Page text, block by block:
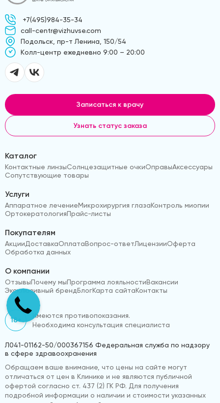
+7(495)984-35-34
call-centr@vizhuvse.com
Подольск, пр-т Ленина, 150/54
Kолл-центр ежедневно 9:00 – 20:00
Записаться к врачу
Узнать статус заказа
Каталог
Контактные линзыСолнцезащитные очкиОправыАксессуары
Сопутствующие товары
Услуги
Аппаратное лечениеМикрохирургия глазаКонтроль миопии
ОртокератологияПрайс-листы
Покупателям
АкцииДоставкаОплатаВопрос-ответЛицензииОферта
Обработка данных
О компании
ОтзывыПочему мыПрограмма лояльностиВакансии
Эксклюзивный брендБлогКарта сайтаКонтакты
18+
Имеются противопоказания.
Необходима консультация специалиста
Л041-01162-50/000367156 Федеральная служба по надзору
в сфере здравоохранения
Обращаем ваше внимание, что цены на сайте могут
отличаться от цен в Клинике и не являются публичной
офертой согласно ст. 437 (2) ГК РФ. Для получения
подробной информации о наличии и стоимости указанных